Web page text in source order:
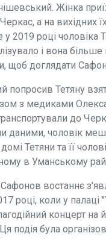
Жінка
а на вихідних
2019 році чоловіка
і вона
щоб доглядати
попросив Тетяну
з медиками
до
даними, чоловік
Тетяни та її
в Уманському
востаннє
році, коли у палаці
концерт на
подія була